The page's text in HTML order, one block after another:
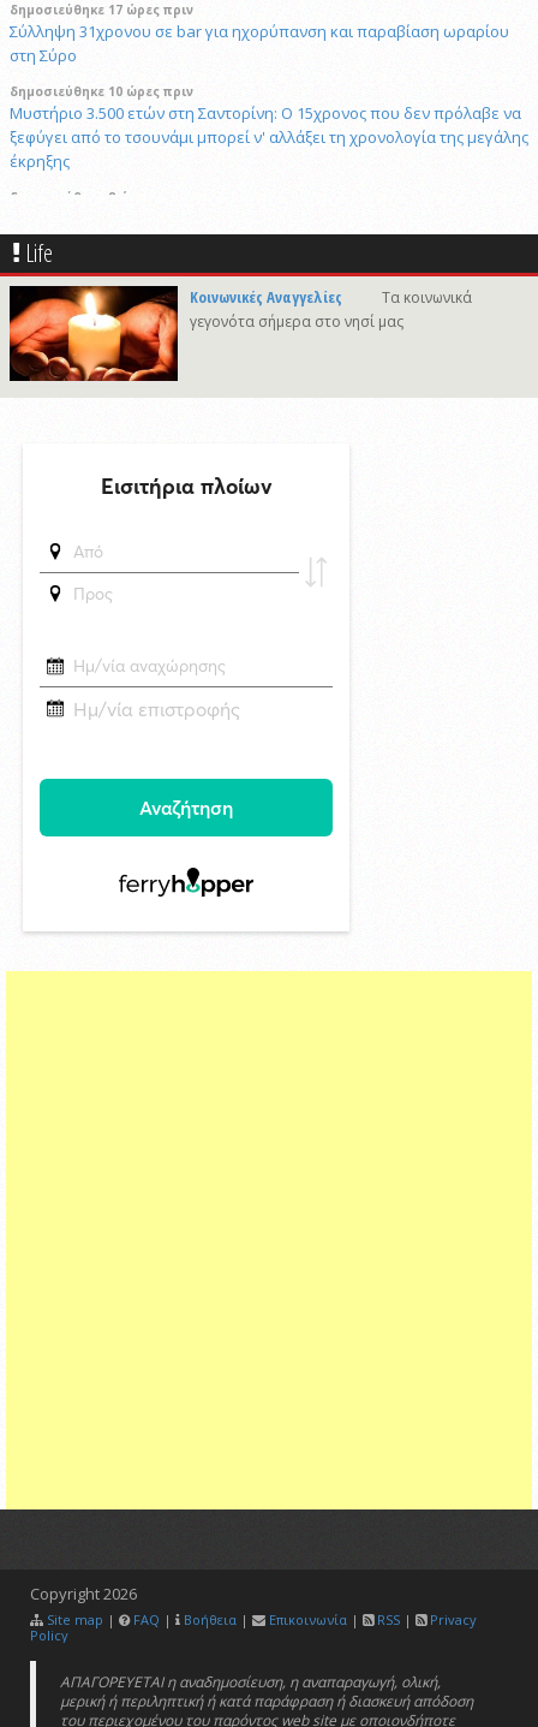
δημοσιεύθηκε 17 ώρες πριν
Σύλληψη 31χρονου σε bar για ηχορύπανση και παραβίαση ωραρίου
στη Σύρο
δημοσιεύθηκε 10 ώρες πριν
Μυστήριο 3.500 ετών στη Σαντορίνη: Ο 15χρονος που δεν πρόλαβε να
ξεφύγει από το τσουνάμι μπορεί ν' αλλάξει τη χρονολογία της μεγάλης
έκρηξης
δημοσιεύθηκε 8 ώρες πριν
προορισμών
7/8/2026 21:46
Γιώργος Νταλάρας «Ρεμπέτικο»: Μια μεγάλη μουσική βραδιά στο
πλαίσιο του Φεστιβάλ Ρεμπέτικου Σύρου
7/8/2026 09:50
Προσωρινές διακοπές υδροδότησης σε περιοχές της Σύρου
Επανεκλογή του Αθ. Κουσαθανά - Μέγα στη θέση του Προέδρου του
Λιμενικού Ταμείου Μυκόνου
6/8/2026 22:03
στην Άνω Σύρο
Life
Κοινωνικές Αναγγελίες
Τα κοινωνικά
γεγονότα σήμερα στο νησί μας
Copyright2026
Site map | FAQ | Βοήθεια | Επικοινωνία | RSS |
Privacy
Policy
ΑΠΑΓΟΡΕΥΕΤΑΙ η αναδημοσίευση, η αναπαραγωγή, ολική,
μερική ή περιληπτική ή κατά παράφραση ή διασκευή απόδοση
του περιεχομένου του παρόντος web site με οποιονδήποτε